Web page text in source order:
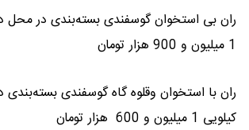
ران بی استخوان گوسفندی بسته‌بندی در محل
1 میلیون و 900 هزار تومان
ران با استخوان وقلوه گاه گوسفندی
کیلویی 1 میلیون و 600 هزار تومان